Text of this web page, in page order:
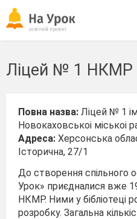
Ліцей № 1 НКМР
Повна назва: Ліцей № 1
Новокаховськоі міськоі
Адреса: Херсонська
Історична, 27/1
До створення спільного
Урок» приєдналися вже
НКМР. Ними у бібліотеці
розробку. Загальна